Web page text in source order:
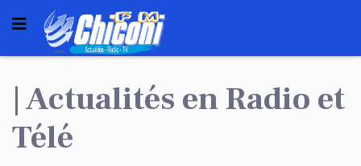
| Actualités en Radio et
Télé